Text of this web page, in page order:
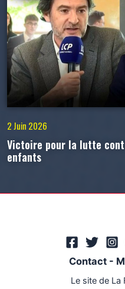
2 Juin 2026
Victoire pour la lutte
enfants
Contact-
Le site de La